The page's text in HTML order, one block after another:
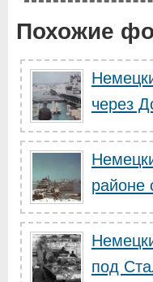
Похожие
через
районе
под